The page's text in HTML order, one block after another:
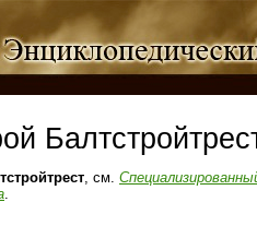
, см.
.